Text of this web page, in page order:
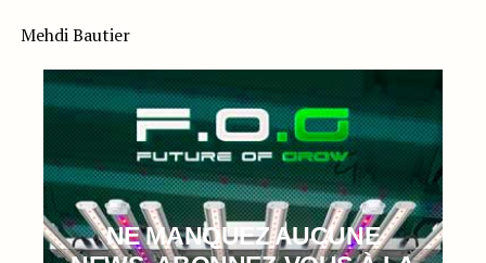
Mehdi Bautier
NE MANQUEZ AUCUNE